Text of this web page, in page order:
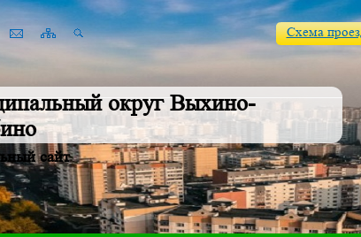
округ Выхино-
сайт
Схема